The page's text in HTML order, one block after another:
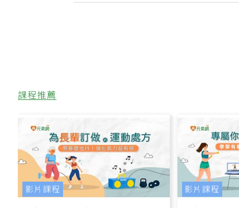
課程推薦
影片課程 影片課程